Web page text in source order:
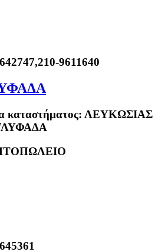
9611640
καταστήματος: ΛΕΥΚΩΣΙΑΣ